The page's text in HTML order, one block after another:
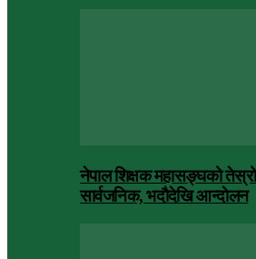
नेपाल शिक्षक महासङ्घको तेस्रो
सार्वजनिक, भदाैदेखि आन्दाेलन